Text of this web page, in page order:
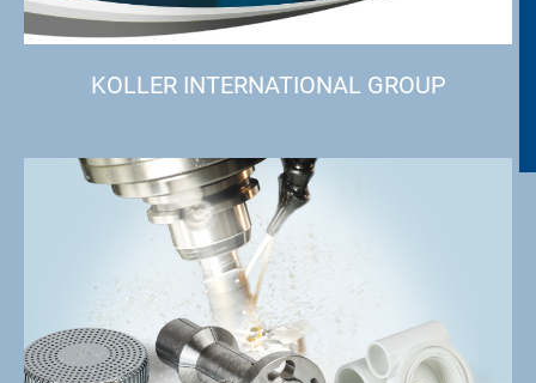
KOLLER INTERNATIONAL GROUP